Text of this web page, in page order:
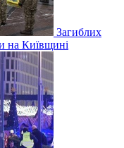
Загиблих
на Київщині